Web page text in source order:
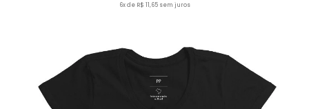
6x de R$ 11,65 sem juros